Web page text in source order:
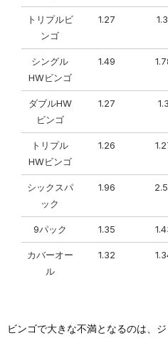
トリプルビ
ンゴ
1.27
シングル
HWビンゴ
1.49
ダブルHW
ビンゴ
1.27 1.3
トリプル
HWビンゴ
1.26
シックスパ
ック
1.96
9パック 1.35
カバーオー
ル
1.32
ビンゴで大きな不満となるのは、